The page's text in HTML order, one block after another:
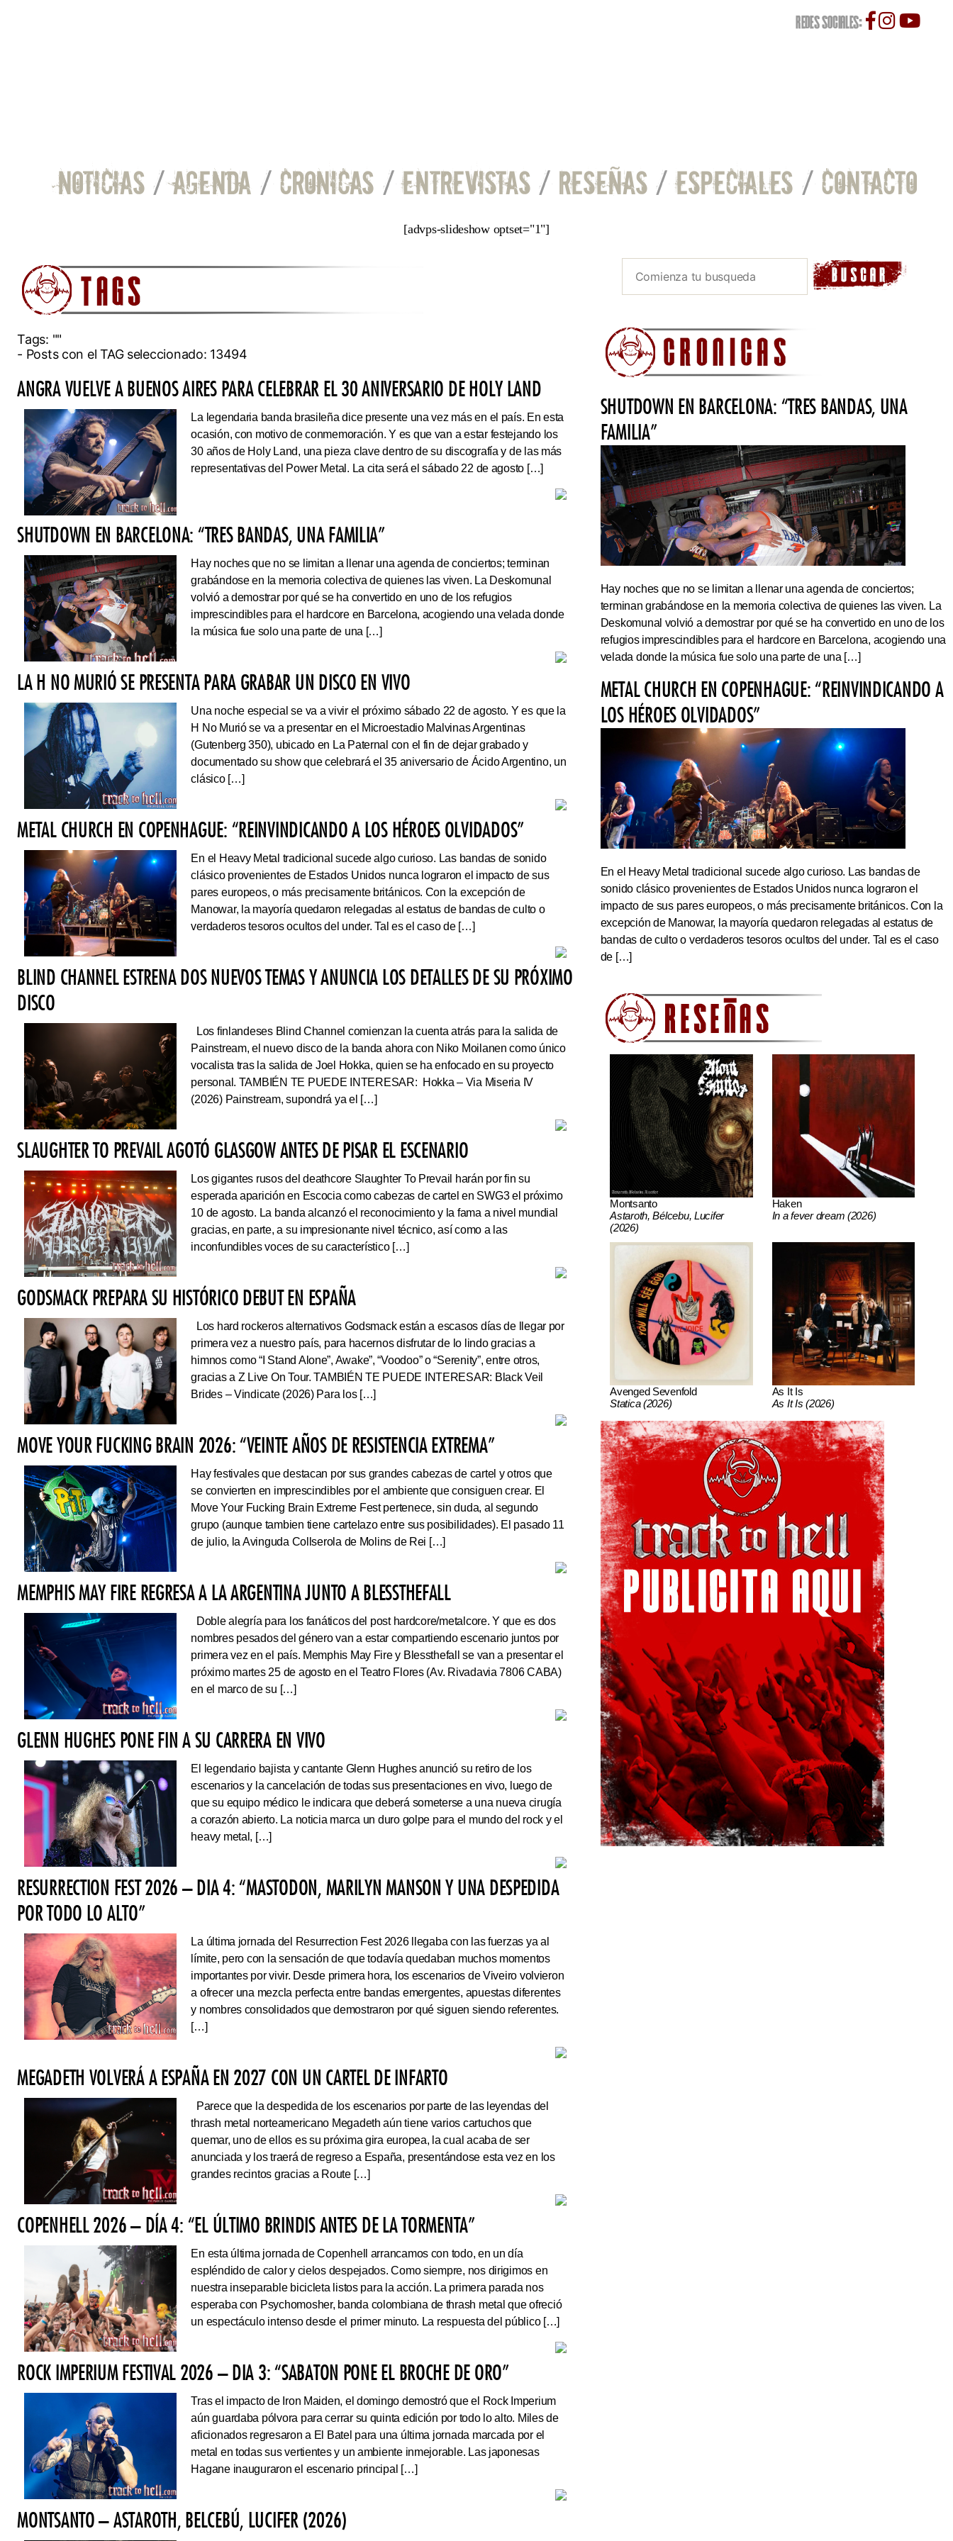
REDES SOCIALES:
NOTICIAS /AGENDA / CRONICAS /ENTREVISTAS / RESEÑAS /ESPECIALES / CONTACTO
[advps-slideshow optset="1"]
Tags: ""
- Posts con el TAG seleccionado: 13494
ANGRA VUELVE A BUENOS AIRES PARA CELEBRAR EL 30 ANIVERSARIO DE HOLY LAND
La legendaria banda brasileña dice presente una vez más en el país. En esta
ocasión, con motivo de conmemoración. Y es que van a estar festejando los
30 años de Holy Land, una pieza clave dentro de su discografía y de las más
representativas del Power Metal. La cita será el sábado 22 de agosto […]
SHUTDOWN EN BARCELONA: “TRES BANDAS, UNA FAMILIA”
Hay noches que no se limitan a llenar una agenda de conciertos; terminan
grabándose en la memoria colectiva de quienes las viven. La Deskomunal
volvió a demostrar por qué se ha convertido en uno de los refugios
imprescindibles para el hardcore en Barcelona, acogiendo una velada donde
la música fue solo una parte de una […]
LA H NO MURIÓ SE PRESENTA PARA GRABAR UN DISCO EN VIVO
Una noche especial se va a vivir el próximo sábado 22 de agosto. Y es que la
H No Murió se va a presentar en el Microestadio Malvinas Argentinas
(Gutenberg 350), ubicado en La Paternal con el fin de dejar grabado y
documentado su show que celebrará el 35 aniversario de Ácido Argentino, un
clásico […]
METAL CHURCH EN COPENHAGUE: “REINVINDICANDO A LOS HÉROES OLVIDADOS”
En el Heavy Metal tradicional sucede algo curioso. Las bandas de sonido
clásico provenientes de Estados Unidos nunca lograron el impacto de sus
pares europeos, o más precisamente británicos. Con la excepción de
Manowar, la mayoría quedaron relegadas al estatus de bandas de culto o
verdaderos tesoros ocultos del under. Tal es el caso de […]
BLIND CHANNEL ESTRENA DOS NUEVOS TEMAS Y ANUNCIA LOS DETALLES DE SU PRÓXIMO
DISCO
Los finlandeses Blind Channel comienzan la cuenta atrás para la salida de
Painstream, el nuevo disco de la banda ahora con Niko Moilanen como único
vocalista tras la salida de Joel Hokka, quien se ha enfocado en su proyecto
personal. TAMBIÉN TE PUEDE INTERESAR: Hokka – Via Miseria IV
(2026) Painstream, supondrá ya el […]
SLAUGHTER TO PREVAIL AGOTÓ GLASGOW ANTES DE PISAR EL ESCENARIO
Los gigantes rusos del deathcore Slaughter To Prevail harán por fin su
esperada aparición en Escocia como cabezas de cartel en SWG3 el próximo
10 de agosto. La banda alcanzó el reconocimiento y la fama a nivel mundial
gracias, en parte, a su impresionante nivel técnico, así como a las
inconfundibles voces de su característico […]
GODSMACK PREPARA SU HISTÓRICO DEBUT EN ESPAÑA
Los hard rockeros alternativos Godsmack están a escasos días de llegar por
primera vez a nuestro país, para hacernos disfrutar de lo lindo gracias a
himnos como “I Stand Alone”, Awake”, “Voodoo” o “Serenity”, entre otros,
gracias a Z Live On Tour. TAMBIÉN TE PUEDE INTERESAR: Black Veil
Brides – Vindicate (2026) Para los […]
MOVE YOUR FUCKING BRAIN 2026: “VEINTE AÑOS DE RESISTENCIA EXTREMA”
Hay festivales que destacan por sus grandes cabezas de cartel y otros que
se convierten en imprescindibles por el ambiente que consiguen crear. El
Move Your Fucking Brain Extreme Fest pertenece, sin duda, al segundo
grupo (aunque tambien tiene cartelazo entre sus posibilidades). El pasado 11
de julio, la Avinguda Collserola de Molins de Rei […]
MEMPHIS MAY FIRE REGRESA A LA ARGENTINA JUNTO A BLESSTHEFALL
Doble alegría para los fanáticos del post hardcore/metalcore. Y que es dos
nombres pesados del género van a estar compartiendo escenario juntos por
primera vez en el país. Memphis May Fire y Blessthefall se van a presentar el
próximo martes 25 de agosto en el Teatro Flores (Av. Rivadavia 7806 CABA)
en el marco de su […]
GLENN HUGHES PONE FIN A SU CARRERA EN VIVO
El legendario bajista y cantante Glenn Hughes anunció su retiro de los
escenarios y la cancelación de todas sus presentaciones en vivo, luego de
que su equipo médico le indicara que deberá someterse a una nueva cirugía
a corazón abierto. La noticia marca un duro golpe para el mundo del rock y el
heavy metal, […]
RESURRECTION FEST 2026 – DIA 4: “MASTODON, MARILYN MANSON Y UNA DESPEDIDA
POR TODO LO ALTO”
La última jornada del Resurrection Fest 2026 llegaba con las fuerzas ya al
límite, pero con la sensación de que todavía quedaban muchos momentos
importantes por vivir. Desde primera hora, los escenarios de Viveiro volvieron
a ofrecer una mezcla perfecta entre bandas emergentes, apuestas diferentes
y nombres consolidados que demostraron por qué siguen siendo referentes.
[…]
MEGADETH VOLVERÁ A ESPAÑA EN 2027 CON UN CARTEL DE INFARTO
Parece que la despedida de los escenarios por parte de las leyendas del
thrash metal norteamericano Megadeth aún tiene varios cartuchos que
quemar, uno de ellos es su próxima gira europea, la cual acaba de ser
anunciada y los traerá de regreso a España, presentándose esta vez en los
grandes recintos gracias a Route […]
COPENHELL 2026 – DÍA 4: “EL ÚLTIMO BRINDIS ANTES DE LA TORMENTA”
En esta última jornada de Copenhell arrancamos con todo, en un día
espléndido de calor y cielos despejados. Como siempre, nos dirigimos en
nuestra inseparable bicicleta listos para la acción. La primera parada nos
esperaba con Psychomosher, banda colombiana de thrash metal que ofreció
un espectáculo intenso desde el primer minuto. La respuesta del público […]
ROCK IMPERIUM FESTIVAL 2026 – DIA 3: “SABATON PONE EL BROCHE DE ORO”
Tras el impacto de Iron Maiden, el domingo demostró que el Rock Imperium
aún guardaba pólvora para cerrar su quinta edición por todo lo alto. Miles de
aficionados regresaron a El Batel para una última jornada marcada por el
metal en todas sus vertientes y un ambiente inmejorable. Las japonesas
Hagane inauguraron el escenario principal […]
MONTSANTO – ASTAROTH, BELCEBÚ, LUCIFER (2026)
SHUTDOWN EN BARCELONA: “TRES BANDAS, UNA
FAMILIA”
Hay noches que no se limitan a llenar una agenda de conciertos;
terminan grabándose en la memoria colectiva de quienes las viven. La
Deskomunal volvió a demostrar por qué se ha convertido en uno de los
refugios imprescindibles para el hardcore en Barcelona, acogiendo una
velada donde la música fue solo una parte de una […]
METAL CHURCH EN COPENHAGUE: “REINVINDICANDO A
LOS HÉROES OLVIDADOS”
En el Heavy Metal tradicional sucede algo curioso. Las bandas de
sonido clásico provenientes de Estados Unidos nunca lograron el
impacto de sus pares europeos, o más precisamente británicos. Con la
excepción de Manowar, la mayoría quedaron relegadas al estatus de
bandas de culto o verdaderos tesoros ocultos del under. Tal es el caso
de […]
Montsanto
Astaroth, Bélcebu, Lucifer
(2026)
Haken
In a fever dream (2026)
Avenged Sevenfold
Statica (2026)
As It Is
As It Is (2026)